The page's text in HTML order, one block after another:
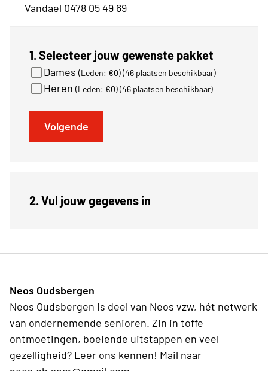
1. Selecteer jouw gewenste pakket
Dames (Leden: €0)(46 plaatsen beschikbaar)
Heren (Leden: €0)(46 plaatsen beschikbaar)
Volgende
2. Vul jouw gegevens in
Vandael 0478 05 49 69
Neos Oudsbergen
Neos Oudsbergen is deel van Neos vzw, hét netwerk
van ondernemende senioren. Zin in toffe
ontmoetingen, boeiende uitstappen en veel
gezelligheid? Leer ons kennen! Mail naar